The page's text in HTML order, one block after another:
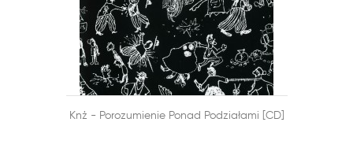
DODAJ DO KOSZYKA  SZYBKI PODGLĄD
Knż - Porozumienie Ponad Podziałami [CD]